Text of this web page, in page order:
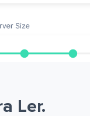
Ler.